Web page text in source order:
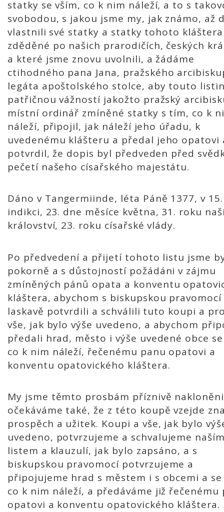
statky se vším, co k nim náleží, a to s
svobodou, s jakou jsme my, jak známo, až
vlastnili své statky a statky tohoto kláštera
zděděné po našich prarodičích, českých
a které jsme znovu uvolnili, a žádáme
ctihodného pana Jana, pražského
legáta apoštolského stolce, aby touto
patřičnou vážností jakožto pražský
místní ordinář zmíněné statky s tím, co k
náleží, připojil, jak náleží jeho úřadu, k
uvedenému klášteru a předal jeho opatovi
potvrdil, že dopis byl předveden před
pečetí našeho císařského majestátu.
Dáno v Tangermiinde, léta Páně 1377, v 15.
indikci, 23. dne měsíce května, 31. roku
království, 23. roku císařské vlády.
Po předvedení a přijetí tohoto listu jsme
pokorně a s důstojností požádáni v zájmu
zmíněných pánů opata a konventu
kláštera, abychom s biskupskou pravomocí
laskavě potvrdili a schválili tuto koupi a
vše, jak bylo výše uvedeno, a abychom
předali hrad, město i výše uvedené obce
co k nim náleží, řečenému panu opatovi a
konventu opatovického kláštera.
My jsme těmto prosbám příznivě
očekáváme také, že z této koupě vzejde
prospěch a užitek. Koupi a vše, jak bylo
uvedeno, potvrzujeme a schvalujeme
listem a klauzulí, jak bylo zapsáno, a s
biskupskou pravomocí potvrzujeme a
připojujeme hrad s městem i s obcemi a se
co k nim náleží, a předáváme již řečenému
opatovi a konventu opatovického kláštera.